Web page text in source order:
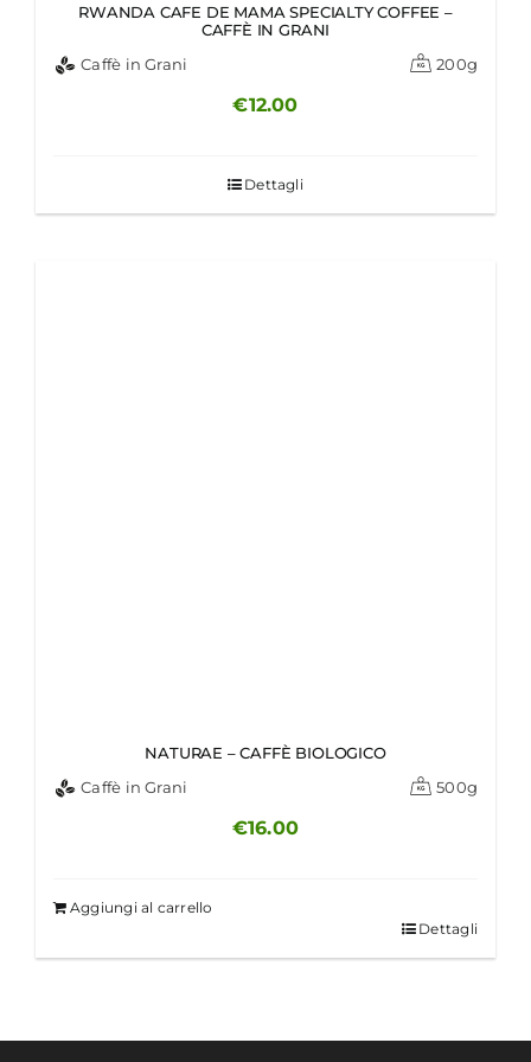
RWANDA CAFE DE MAMA SPECIALTY COFFEE –
CAFFÈ IN GRANI
Caffè in Grani
200g
€12.00
Dettagli
NATURAE – CAFFÈ BIOLOGICO
Caffè in Grani
500g
€16.00
Aggiungi al carrello
Dettagli